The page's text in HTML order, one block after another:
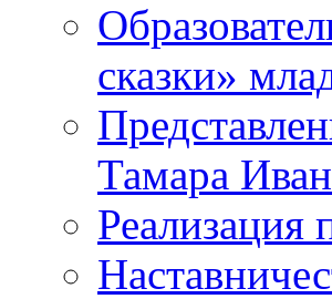
сказки»
Тамара